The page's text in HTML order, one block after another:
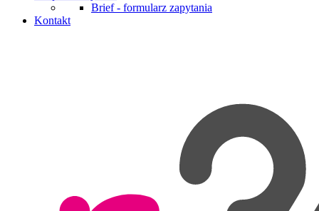
Brief - formularz zapytania
Kontakt